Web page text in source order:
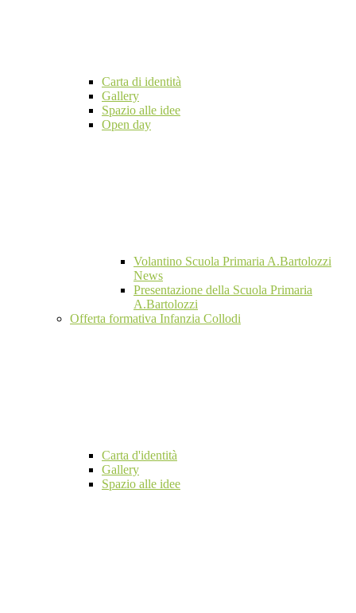
Carta di identità
Gallery
Spazio alle idee
Open day
Volantino Scuola Primaria A.Bartolozzi
News
Presentazione della Scuola Primaria
A.Bartolozzi
Offerta formativa Infanzia Collodi
Carta d'identità
Gallery
Spazio alle idee